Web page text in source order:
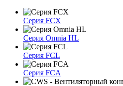
Серия FCX
Серия Omnia HL
Серия FCL
Серия FCA